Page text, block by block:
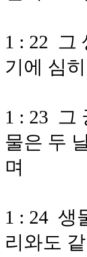
1 : 22 그
기에 심
1 : 23 그
물은 두
며
1 : 24 생
리와도